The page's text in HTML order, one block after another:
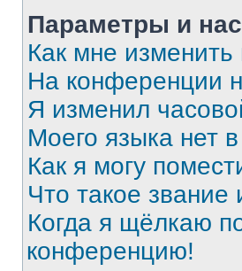
Параметры и
Как мне
На конференции
Я изменил
Моего языка нет в
Как я могу
Что такое звание
Когда я щёлкаю
конференцию!